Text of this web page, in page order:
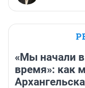
«Мы начали
время»: как